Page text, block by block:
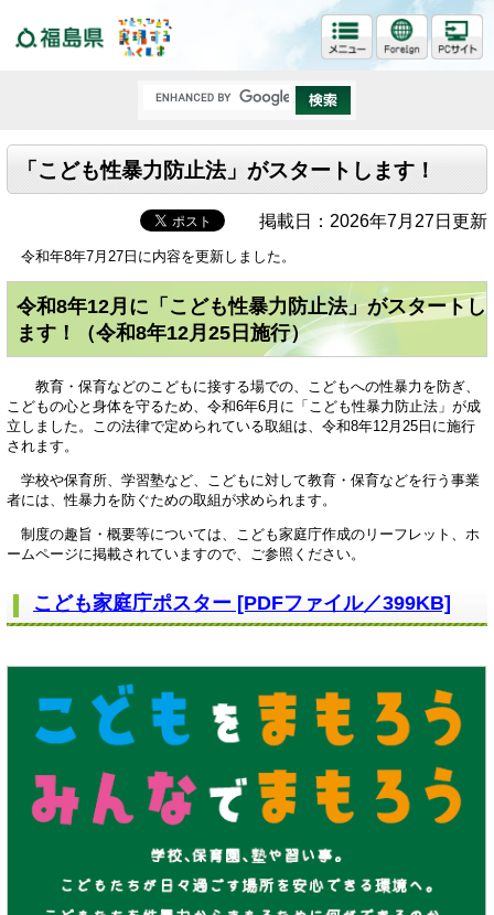
「こども性暴力防止法」がスタートします！
掲載日：2026年7月27日更新
令和年8年7月27日に内容を更新しました。
令和8年12月に「こども性暴力防止法」がスタートし
ます！（令和8年12月25日施行）
教育・保育などのこどもに接する場での、こどもへの性暴力を防ぎ、
こどもの心と身体を守るため、令和6年6月に「こども性暴力防止法」が成
立しました。この法律で定められている取組は、令和8年12月25日に施行
されます。
学校や保育所、学習塾など、こどもに対して教育・保育などを行う事業
者には、性暴力を防ぐための取組が求められます。
制度の趣旨・概要等については、こども家庭庁作成のリーフレット、ホ
ームページに掲載されていますので、ご参照ください。
こども家庭庁ポスター [PDFファイル／399KB]